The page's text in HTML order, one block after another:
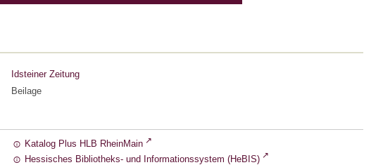
Idsteiner Zeitung
Beilage
Katalog Plus HLB RheinMain
Hessisches Bibliotheks- und Informationssystem (HeBIS)